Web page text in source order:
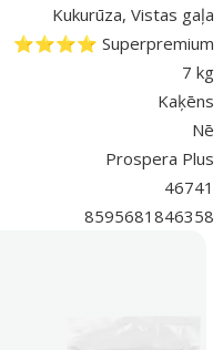
Kukurūza, Vistas gaļa
⭐⭐⭐⭐ Superpremium
7 kg
Kaķēns
Nē
Prospera Plus
46741
8595681846358